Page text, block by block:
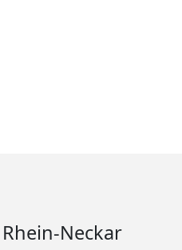
Neckar